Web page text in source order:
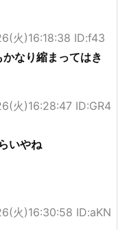
火)16:18:38 ID:f43
なり縮まってはき
火)16:28:47 ID:GR4
いやね
火)16:30:58 ID:aKN